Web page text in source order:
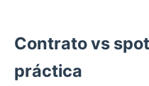
Contrato vs
práctica